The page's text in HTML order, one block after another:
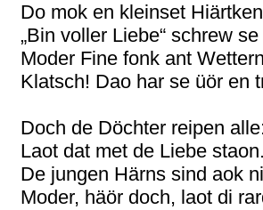
Do mok en kleinset Hiärtken
„Bin voller Liebe“ schrew
Moder Fine fonk ant
Klatsch! Dao har se üör en
Doch de Döchter reipen
Laot dat met de Liebe
De jungen Härns sind aok
Moder, häör doch, laot di